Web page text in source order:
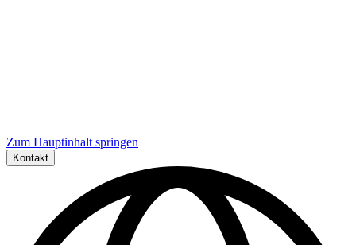
Zum Hauptinhalt springen
Kontakt